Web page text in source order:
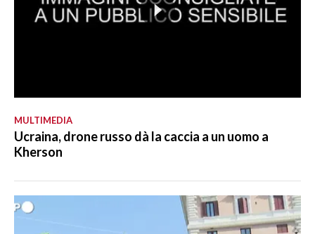
MULTIMEDIA
Ucraina, drone russo dà la caccia a un uomo a
Kherson